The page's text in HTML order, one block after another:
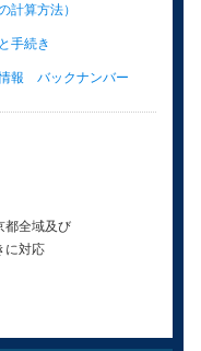
計算方法）
手続き
報 バックナンバー
全域及び
に対応